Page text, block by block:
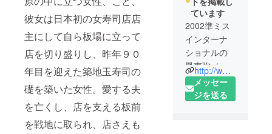
彼女は日本初の女寿司店店
主にして自ら板場に立って
店を切り盛りし、昨年９０
年目を迎えた築地玉寿司の
礎を築いた女性。愛する夫
を亡くし、店を支える板前
を戦地に取られ、店さえも
ています
2002準ミス
インターナ
ショナルの
鳳恵弥（女
優／モデ
ル）、
http://www.siebold.co.jp/
メッセー
ジを送る